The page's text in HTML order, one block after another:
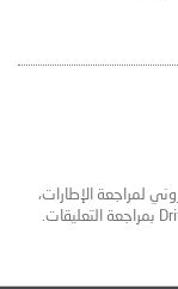
لمراجعة الإطارات،